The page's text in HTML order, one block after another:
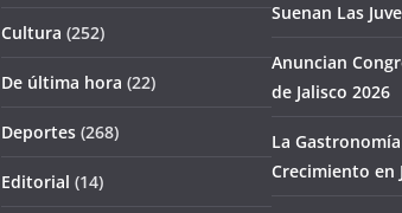
Cultura (252)
De última hora (22)
Deportes (268)
Editorial (14)
Suenan Las
Anuncian
de Jalisco 2026
La
Crecimiento en